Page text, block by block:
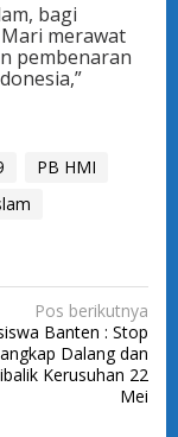
bagi
merawat
pembenaran
PB HMI
Pos berikutnya
Banten : Stop
Dalang dan
Kerusuhan 22
Mei